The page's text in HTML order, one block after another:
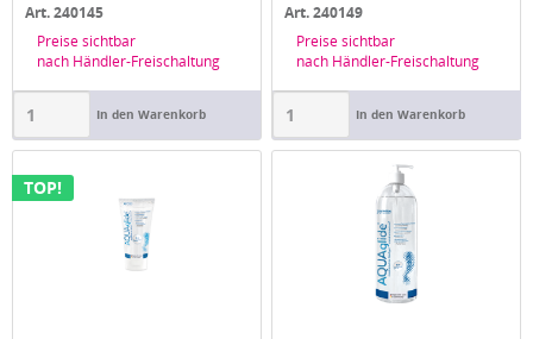
Art. 240145
Preise sichtbar
nach Händler-Freischaltung
In den Warenkorb
Art. 240149
Preise sichtbar
nach Händler-Freischaltung
In den Warenkorb
TOP!